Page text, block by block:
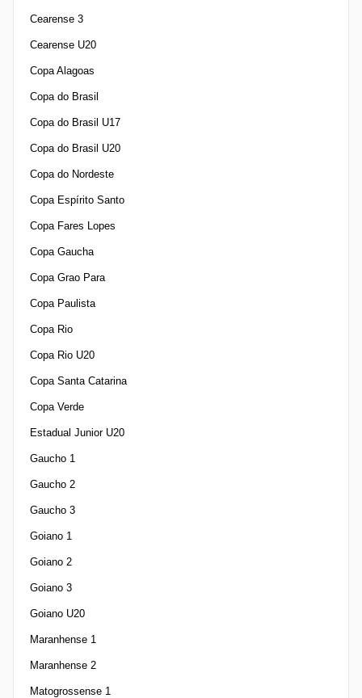
Cearense 3
Cearense U20
Copa Alagoas
Copa do Brasil
Copa do Brasil U17
Copa do Brasil U20
Copa do Nordeste
Copa Espírito Santo
Copa Fares Lopes
Copa Gaucha
Copa Grao Para
Copa Paulista
Copa Rio
Copa Rio U20
Copa Santa Catarina
Copa Verde
Estadual Junior U20
Gaucho 1
Gaucho 2
Gaucho 3
Goiano 1
Goiano 2
Goiano 3
Goiano U20
Maranhense 1
Maranhense 2
Matogrossense 1